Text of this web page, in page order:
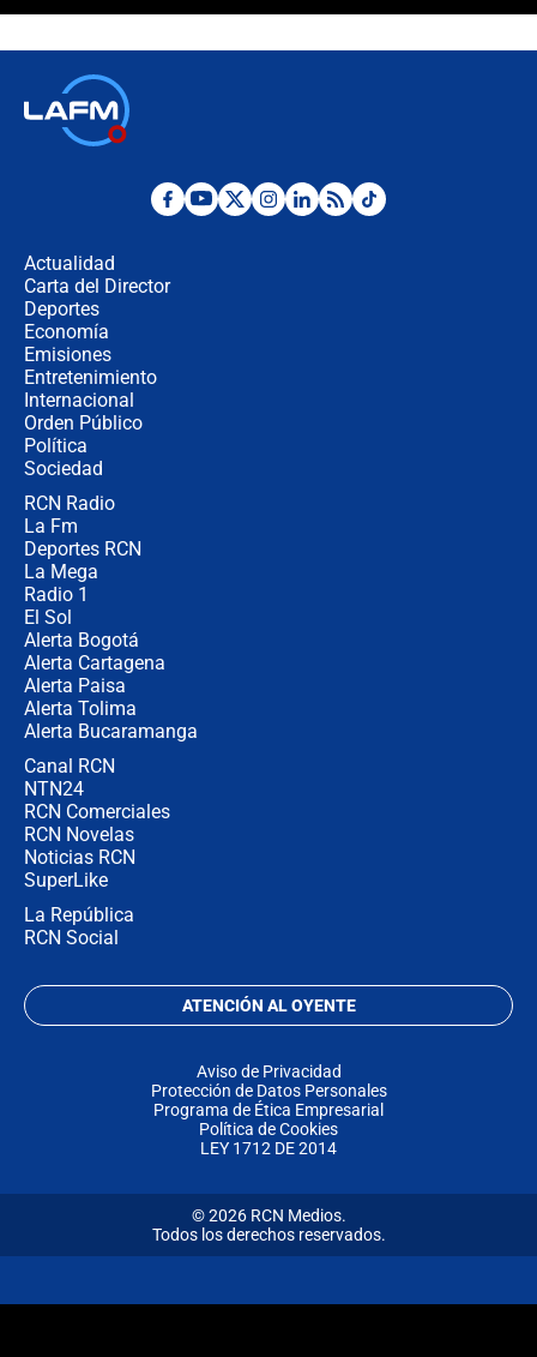
Posesión de Abelardo De La Espriella
Actualidad
Carta del Director
Deportes
Economía
Emisiones
Entretenimiento
Internacional
Orden Público
Política
Sociedad
RCN Radio
La Fm
Deportes RCN
La Mega
Radio 1
El Sol
Alerta Bogotá
Alerta Cartagena
Alerta Paisa
Alerta Tolima
Alerta Bucaramanga
Canal RCN
NTN24
RCN Comerciales
RCN Novelas
Noticias RCN
SuperLike
La República
RCN Social
ATENCIÓN AL OYENTE
Aviso de Privacidad
Protección de Datos Personales
Programa de Ética Empresarial
Política de Cookies
LEY 1712 DE 2014
© 2026 RCN Medios.
Todos los derechos reservados.